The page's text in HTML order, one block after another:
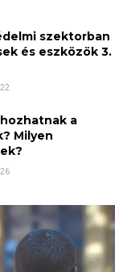
szektorban
és eszközök 3.
a
Milyen